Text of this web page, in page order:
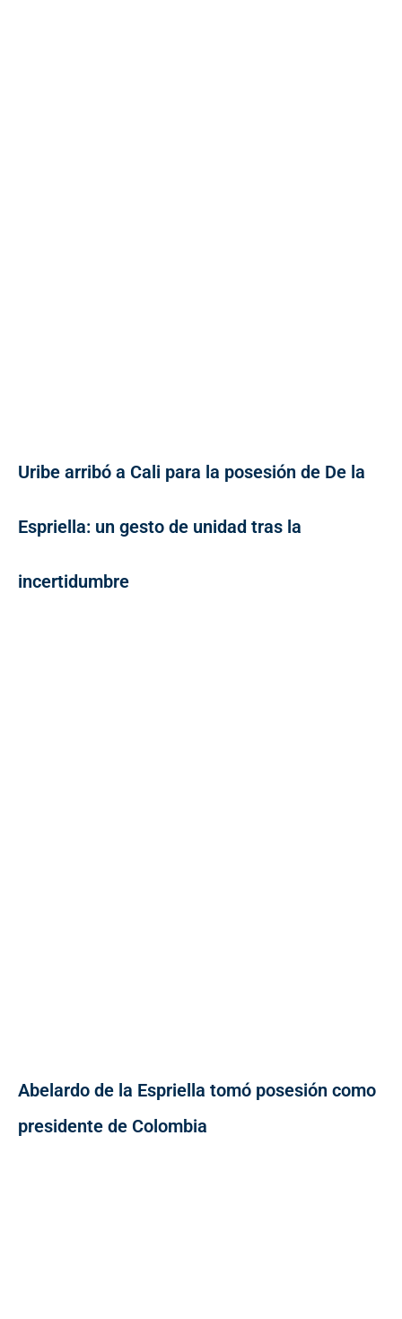
Uribe arribó a Cali para la posesión de De la
Espriella: un gesto de unidad tras la
incertidumbre
Abelardo de la Espriella tomó posesión como
presidente de Colombia